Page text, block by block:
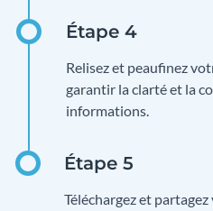
Relisez et peaufinez
garantir la clarté et la
informations.
Téléchargez et